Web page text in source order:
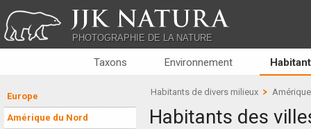
JJK NATURA
PHOTOGRAPHIE DE LA NATURE
Taxons Environnement
Europe
Amérique du Nord
Habitants de divers milieux
Habitants des